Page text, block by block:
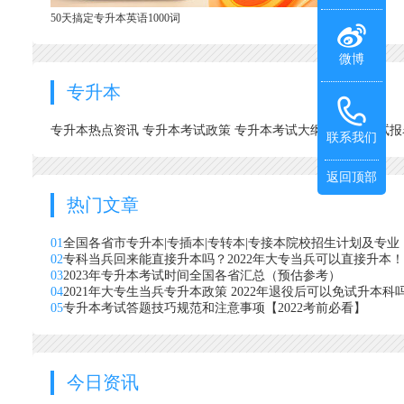
50天搞定专升本英语1000词
专升本
专升本热点资讯 专升本考试政策 专升本考试大纲 专升本考试
热门文章
01全国各省市专升本|专插本|专转本|专接本院校招生计划及专业
02专科当兵回来能直接升本吗？2022年大专当兵可以直接升本！
032023年专升本考试时间全国各省汇总（预估参考）
042021年大专生当兵专升本政策 2022年退役后可以免试升本科
05专升本考试答题技巧规范和注意事项【2022考前必看】
今日资讯
微博
联系我们
返回顶部